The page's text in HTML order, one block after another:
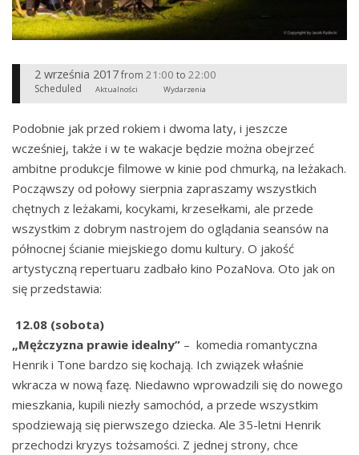
2 września 2017from 21:00 to 22:00
Scheduled Aktualności Wydarzenia
Podobnie jak przed rokiem i dwoma laty, i jeszcze
wcześniej, także i w te wakacje będzie można obejrzeć
ambitne produkcje filmowe w kinie pod chmurką, na leżakach.
Począwszy od połowy sierpnia zapraszamy wszystkich
chętnych z leżakami, kocykami, krzesełkami, ale przede
wszystkim z dobrym nastrojem do oglądania seansów na
północnej ścianie miejskiego domu kultury. O jakość
artystyczną repertuaru zadbało kino PozaNova. Oto jak on
się przedstawia:
12.08 (sobota)
„Mężczyzna prawie idealny” – komedia romantyczna
Henrik i Tone bardzo się kochają. Ich związek właśnie
wkracza w nową fazę. Niedawno wprowadzili się do nowego
mieszkania, kupili niezły samochód, a przede wszystkim
spodziewają się pierwszego dziecka. Ale 35-letni Henrik
przechodzi kryzys tożsamości. Z jednej strony, chce